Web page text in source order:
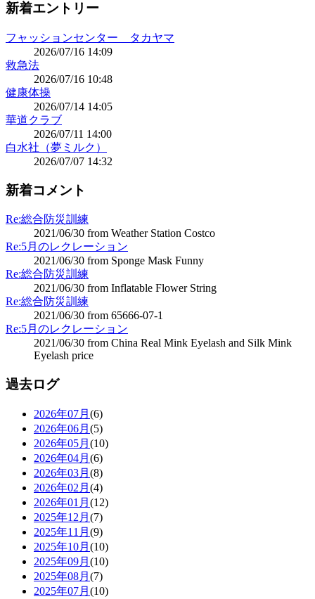
新着エントリー
フャッションセンター タカヤマ
2026/07/16 14:09
救急法
2026/07/16 10:48
健康体操
2026/07/14 14:05
華道クラブ
2026/07/11 14:00
白水社（夢ミルク）
2026/07/07 14:32
新着コメント
Re:総合防災訓練
2021/06/30 from Weather Station Costco
Re:5月のレクレーション
2021/06/30 from Sponge Mask Funny
Re:総合防災訓練
2021/06/30 from Inflatable Flower String
Re:総合防災訓練
2021/06/30 from 65666-07-1
Re:5月のレクレーション
2021/06/30 from China Real Mink Eyelash and Silk Mink
Eyelash price
過去ログ
2026年07月 (6)
2026年06月 (5)
2026年05月 (10)
2026年04月 (6)
2026年03月 (8)
2026年02月 (4)
2026年01月 (12)
2025年12月 (7)
2025年11月 (9)
2025年10月 (10)
2025年09月 (10)
2025年08月 (7)
2025年07月 (10)